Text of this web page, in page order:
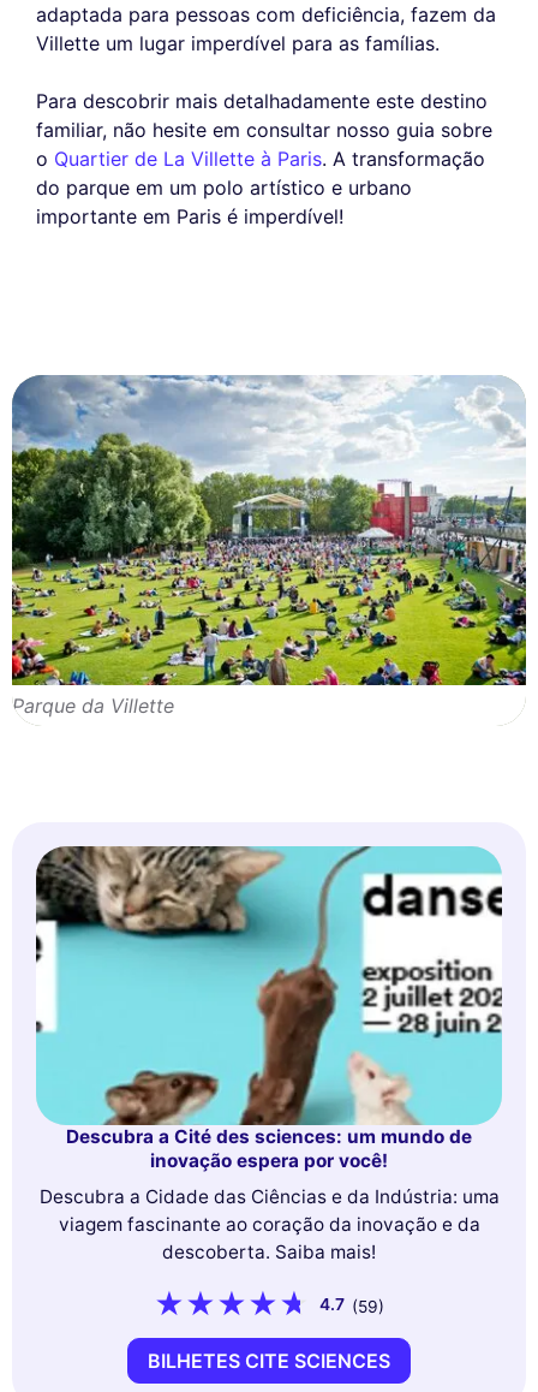
adaptada para pessoas com deficiência, fazem da
Villette um lugar imperdível para as famílias.
Para descobrir mais detalhadamente este destino
familiar, não hesite em consultar nosso guia sobre
o Quartier de La Villette à Paris. A transformação
do parque em um polo artístico e urbano
importante em Paris é imperdível!
Parque da Villette
Descubra a Cité des sciences: um mundo de
inovação espera por você!
Descubra a Cidade das Ciências e da Indústria: uma
viagem fascinante ao coração da inovação e da
descoberta. Saiba mais!
4.7 (59)
BILHETES CITE SCIENCES